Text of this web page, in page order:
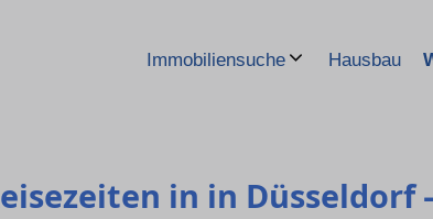
Immobiliensuche Hausbau
in in Düsseldorf